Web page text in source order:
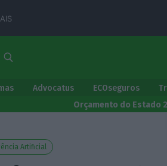
Advocatus ECOseguros
Orçamento do Estado
Artificial